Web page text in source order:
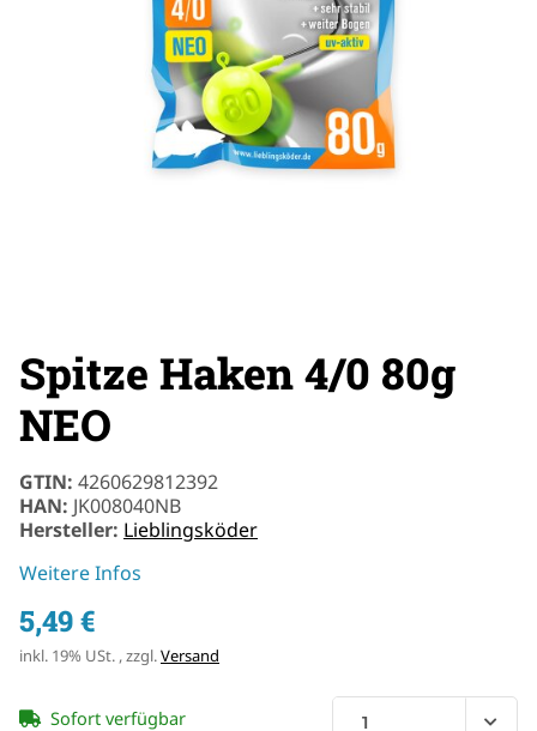
Spitze Haken 4/0 80g
NEO
GTIN: 4260629812392
HAN: JK008040NB
Hersteller: Lieblingsköder
Weitere Infos
5,49 €
inkl. 19% USt. , zzgl.Versand
Sofort verfügbar